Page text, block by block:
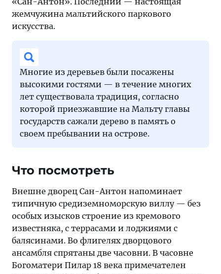
жемчужина мальтийского паркового
искусства.
Многие из деревьев были посажены
высокими гостями — в течение многих
лет существовала традиция, согласно
которой приезжавшие на Мальту главы
государств сажали дерево в память о
своем пребывании на острове.
Что посмотреть
Внешне дворец Сан-Антон напоминает
типичную средиземноморскую виллу — без
особых изысков строение из кремового
известняка, с террасами и лоджиями с
балясинами. Во флигелях дворцового
ансамбля спрятаны две часовни. В часовне
Богоматери Пилар 18 века примечателен